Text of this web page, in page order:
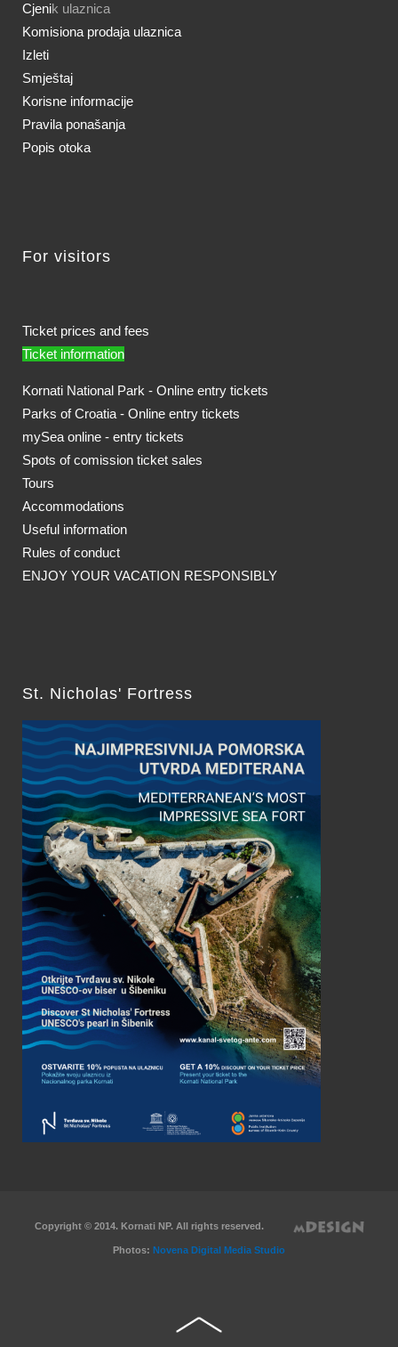
Cjenik ulaznica
Komisiona prodaja ulaznica
Izleti
Smještaj
Korisne informacije
Pravila ponašanja
Popis otoka
For visitors
Ticket prices and fees
Ticket information
Kornati National Park - Online entry tickets
Parks of Croatia - Online entry tickets
mySea online - entry tickets
Spots of comission ticket sales
Tours
Accommodations
Useful information
Rules of conduct
ENJOY YOUR VACATION RESPONSIBLY
St. Nicholas' Fortress
Copyright © 2014. Kornati NP. All rights reserved.
Photos: Novena Digital Media Studio